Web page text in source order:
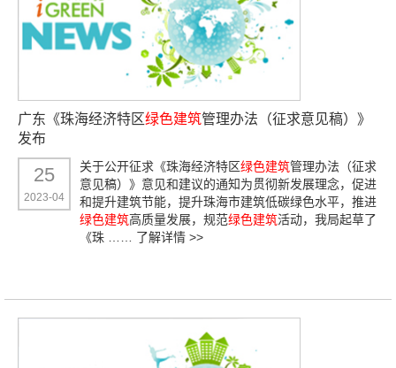
广东《珠海经济特区绿色建筑管理办法（征求意见稿）》
发布
25
2023-04
关于公开征求《珠海经济特区绿色建筑管理办法（征求
意见稿）》意见和建议的通知为贯彻新发展理念，促进
和提升建筑节能，提升珠海市建筑低碳绿色水平，推进
绿色建筑高质量发展，规范绿色建筑活动，我局起草了
《珠 …… 了解详情 >>